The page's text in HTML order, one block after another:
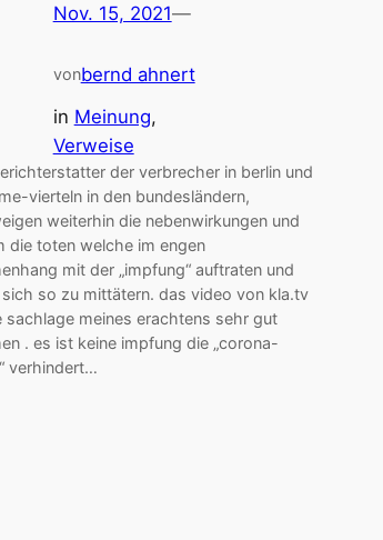
Nov. 15, 2021—
vonbernd ahnert
in Meinung
Verweise
der verbrecher in berlin und
vierteln in den bundesländern,
weiterhin die nebenwirkungen und
die toten welche im engen
mit der „impfung“ auftraten und
so zu mittätern. das video von kla.tv
sachlage meines erachtens sehr gut
. es ist keine impfung die „corona-
verhindert…